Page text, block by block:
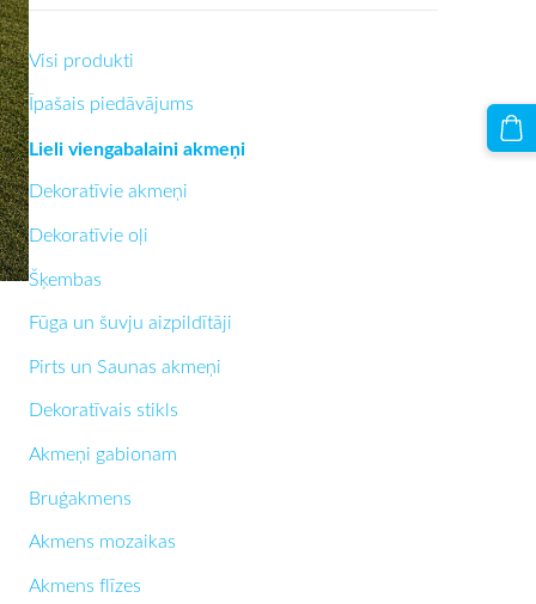
Visi produkti
Īpašais piedāvājums
Lieli viengabalaini akmeņi
Dekoratīvie akmeņi
Dekoratīvie oļi
Šķembas
Fūga un šuvju aizpildītāji
Pirts un Saunas akmeņi
Dekoratīvais stikls
Akmeņi gabionam
Bruģakmens
Akmens mozaikas
Akmens flīzes